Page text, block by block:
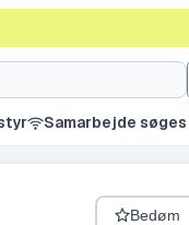
Samarbejde søges
Bedøm